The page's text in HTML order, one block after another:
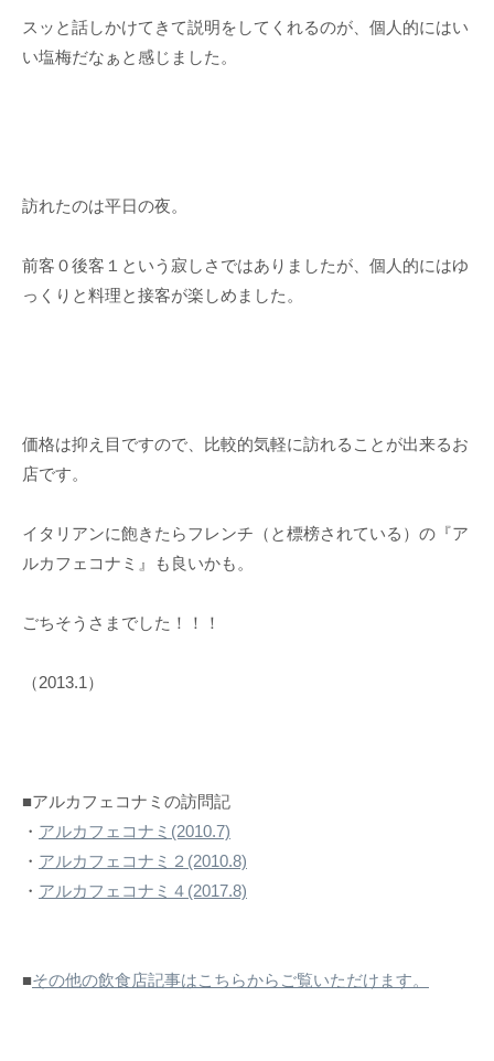
スッと話しかけてきて説明をしてくれるのが、個人的にはい
い塩梅だなぁと感じました。
訪れたのは平日の夜。
前客０後客１という寂しさではありましたが、個人的にはゆ
っくりと料理と接客が楽しめました。
価格は抑え目ですので、比較的気軽に訪れることが出来るお
店です。
イタリアンに飽きたらフレンチ（と標榜されている）の『ア
ルカフェコナミ』も良いかも。
ごちそうさまでした！！！
（2013.1）
■アルカフェコナミの訪問記
・ アルカフェコナミ(2010.7)
・ アルカフェコナミ２(2010.8)
・ アルカフェコナミ４(2017.8)
■その他の飲食店記事はこちらからご覧いただけます。